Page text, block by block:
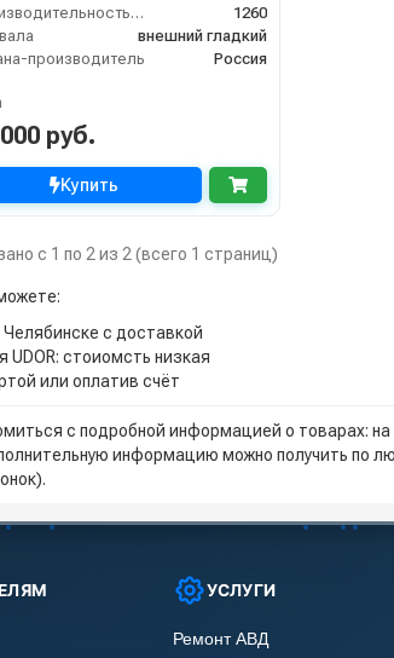
Производительность (л/ч)
1260
внешний гладкий
производитель
Россия
руб.
Купить
с 1 по 2 из 2 (всего 1 страниц)
Челябинске с доставкой
стоиомсть низкая
или оплатив счёт
с подробной информацией о товарах:
информацию можно получить по
УСЛУГИ
Ремонт АВД